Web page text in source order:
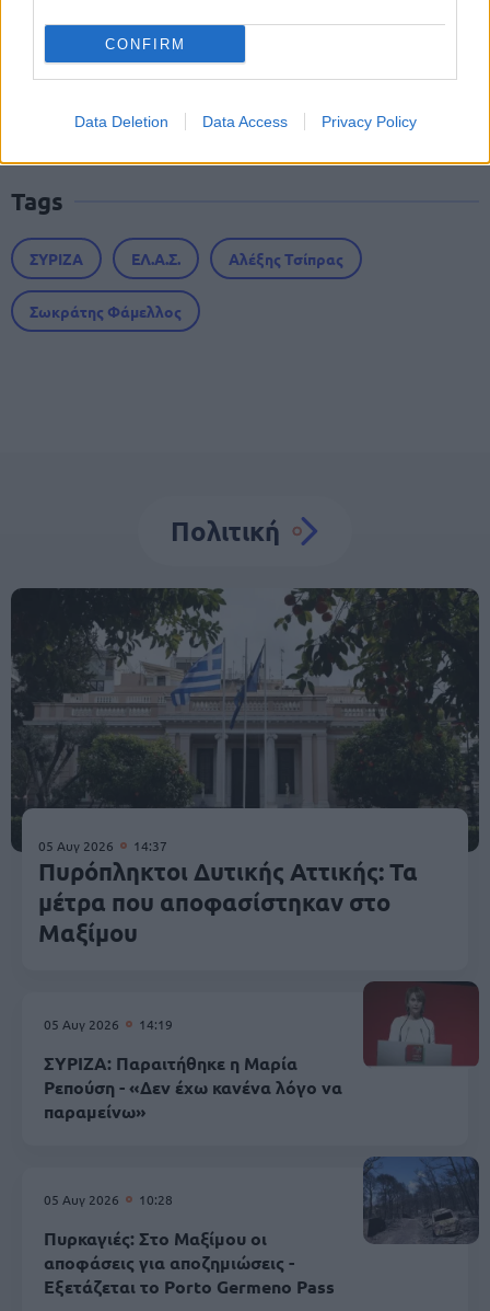
CONFIRM
Data Deletion Data Access Privacy Policy
Σωφρονιστικά καταστήματα: 416
προσλήψεις χωρίς πτυχίο - Πού κάνετε
αίτηση
Tags
ΣΥΡΙΖΑ ΕΛ.Α.Σ. Αλέξης Τσίπρας
Σωκράτης Φάμελλος
Πολιτική
05 Αυγ 2026 14:37
Πυρόπληκτοι Δυτικής Αττικής: Τα
μέτρα που αποφασίστηκαν στο
Μαξίμου
05 Αυγ 2026 14:19
ΣΥΡΙΖΑ: Παραιτήθηκε η Μαρία
Ρεπούση - «Δεν έχω κανένα λόγο να
παραμείνω»
05 Αυγ 2026 10:28
Πυρκαγιές: Στο Μαξίμου οι
αποφάσεις για αποζημιώσεις -
Εξετάζεται το Porto Germeno Pass